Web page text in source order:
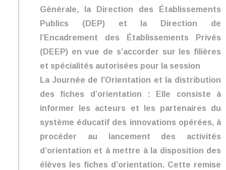
Générale, la Direction des Établissements
Publics (DEP) et la Direction de
l’Encadrement des Établissements Privés
(DEEP) en vue de s’accorder sur les filières
et spécialités autorisées pour la session
La Journée de l’Orientation et la distribution
des fiches d’orientation : Elle consiste à
informer les acteurs et les partenaires du
système éducatif des innovations opérées, à
procéder au lancement des activités
d’orientation et à mettre à la disposition des
élèves les fiches d’orientation. Cette remise